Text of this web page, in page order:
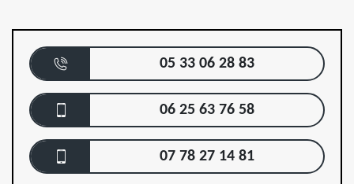
05 33 06 28 83
06 25 63 76 58
07 78 27 14 81